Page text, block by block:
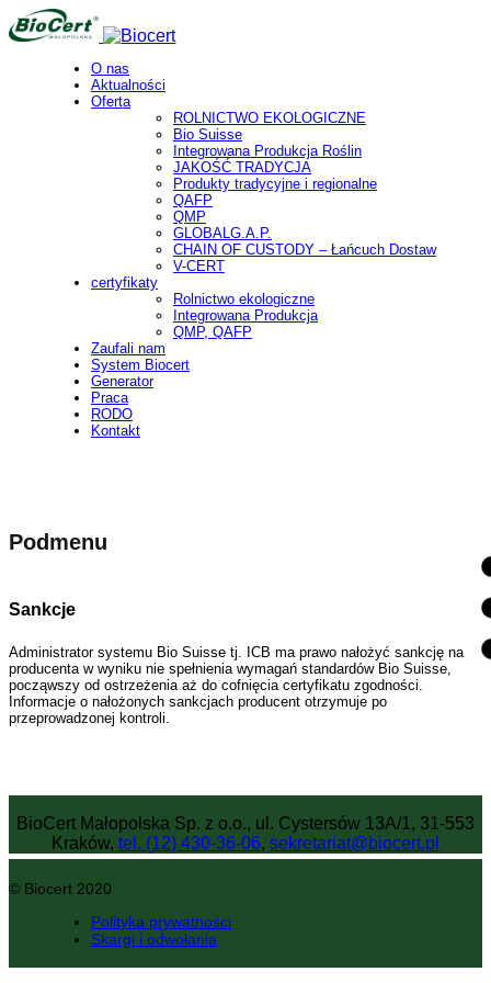
O nas
Aktualności
Oferta
ROLNICTWO EKOLOGICZNE
Bio Suisse
Integrowana Produkcja Roślin
JAKOŚĆ TRADYCJA
Produkty tradycyjne i regionalne
QAFP
QMP
GLOBALG.A.P.
CHAIN OF CUSTODY – Łańcuch Dostaw
V-CERT
certyfikaty
Rolnictwo ekologiczne
Integrowana Produkcja
QMP, QAFP
Zaufali nam
System Biocert
Generator
Praca
RODO
Kontakt
Podmenu
Sankcje
Administrator systemu Bio Suisse tj. ICB ma prawo nałożyć sankcję na
producenta w wyniku nie spełnienia wymagań standardów Bio Suisse,
począwszy od ostrzeżenia aż do cofnięcia certyfikatu zgodności.
Informacje o nałożonych sankcjach producent otrzymuje po
przeprowadzonej kontroli.
BioCert Małopolska Sp. z o.o., ul. Cystersów 13A/1, 31-553
Kraków, tel. (12) 430-36-06, sekretariat@biocert.pl
© Biocert 2020
Polityka prywatności
Skargi i odwołania